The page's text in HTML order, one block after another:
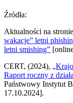
Źródła:
Aktualności na
wakacje” letni
letni smishing”
CERT, (2024),
Raport roczny z
Państwowy Instytut
17.10.2024].